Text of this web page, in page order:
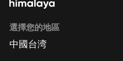
方法 Google Play取消訂閱方法
選擇您的地區
中國台湾